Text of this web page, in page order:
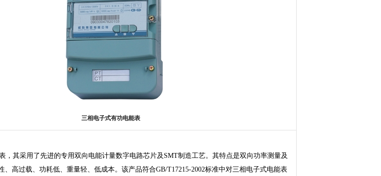
三相电子式有功电能表
其采用了先进的专用双向电能计量数字电路芯片及SMT制造工艺。其特点是双向功率测量及
、高过载、功耗低、重量轻、低成本。该产品符合GB/T17215-2002标准中对三相电子式电能表